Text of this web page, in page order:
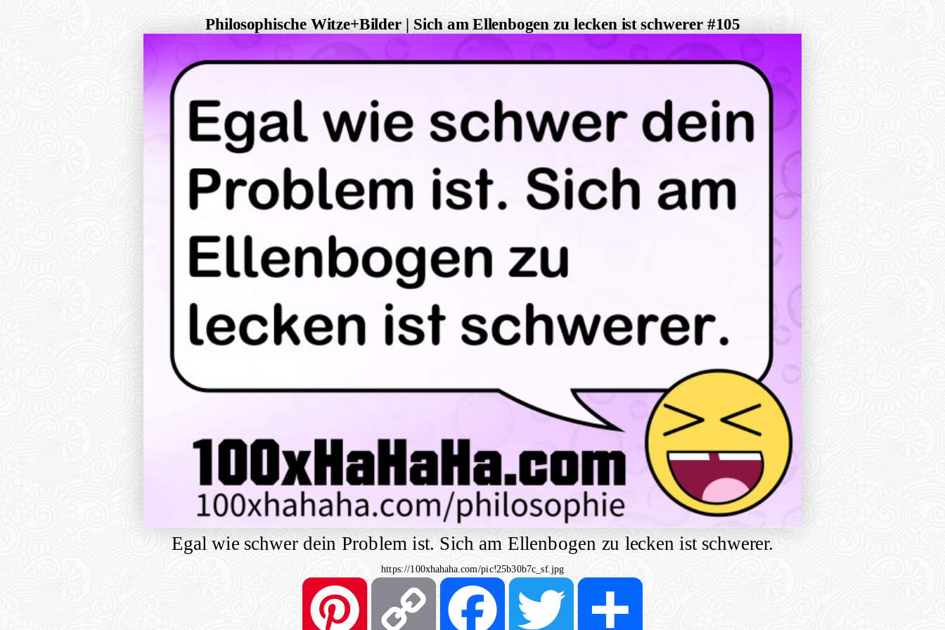
Philosophische Witze+Bilder | Sich am Ellenbogen zu lecken ist schwerer #105
Egal wie schwer dein Problem ist. Sich am Ellenbogen zu lecken ist schwerer.
https://100xhahaha.com/pic!25b30b7c_sf.jpg
PinterestCopy
Link
FacebookTwitter Share